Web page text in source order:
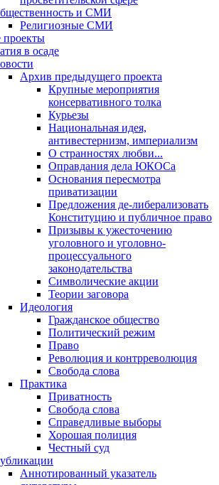
и СМИ
Религиозные СМИ
проекты
в осаде
Архив предыдущего проекта
Крупные мероприятия
консервативного толка
Курьезы
Национальная идея,
антивестернизм, империализм
О странностях любви...
Оправдания дела ЮКОСа
Основания пересмотра
приватизации
Предложения де-либерализовать
Конституцию и публичное право
Призывы к ужесточению
уголовного и уголовно-
процессуального
законодательства
Символические акции
Теории заговора
Идеология
Гражданское общество
Политический режим
Право
Революция и контрреволюция
Свобода слова
Практика
Приватность
Свобода слова
Справедливые выборы
Хорошая полиция
Честный суд
Аннотированный указатель